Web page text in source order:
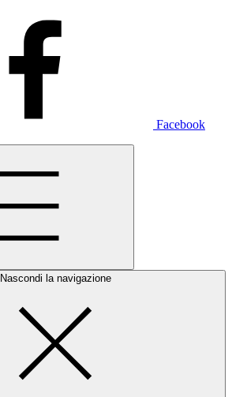
Facebook
Nascondi la navigazione